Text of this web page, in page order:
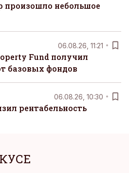
произошло небольшое
06.08.26, 11:21
Fund получил
базовых фондов
06.08.26, 10:30
рентабельность